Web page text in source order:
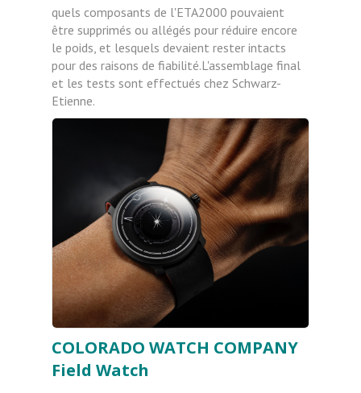
quels composants de l'ETA2000 pouvaient
être supprimés ou allégés pour réduire encore
le poids, et lesquels devaient rester intacts
pour des raisons de fiabilité.L'assemblage final
et les tests sont effectués chez Schwarz-
Etienne.
COLORADO WATCH COMPANY
Field Watch